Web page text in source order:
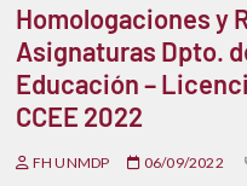
Homologaciones y
Asignaturas Dpto.
Educación –
CCEE 2022
FH UNMDP 06/09/2022